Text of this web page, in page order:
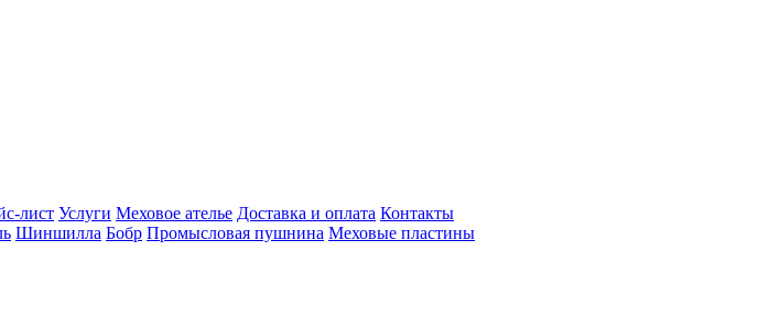
лист Услуги Меховое ателье Доставка и оплата Контакты
Шиншилла Бобр Промысловая пушнина Меховые пластины